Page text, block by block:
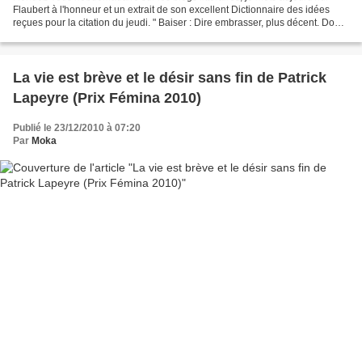
Flaubert à l'honneur et un extrait de son excellent Dictionnaire des idées
reçues pour la citation du jeudi. " Baiser : Dire embrasser, plus décent. Doux
La vie est brève et le désir sans fin de Patrick
Lapeyre (Prix Fémina 2010)
Publié le 23/12/2010 à 07:20
Par Moka